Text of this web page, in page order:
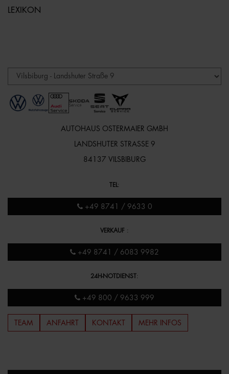
LEXIKON
AUTOHAUS OSTERMAIER GMBH
LANDSHUTER STRASSE 9
84137 VILSBIBURG
TEL :
+49 8741 / 9633 0
VERKAUF :
+49 8741 / 6083 9982
24H-NOTDIENST:
+49 800 / 9633 999
TEAM ANFAHRT KONTAKT MEHR INFOS